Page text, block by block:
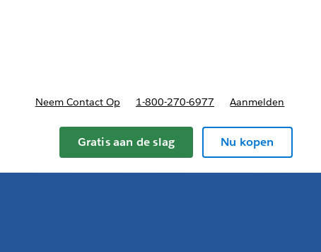
navigation for Plannen en prijzen
Neem Contact Op 1-800-270-6977 Aanmelden
Gratis aan de slag Nu kopen